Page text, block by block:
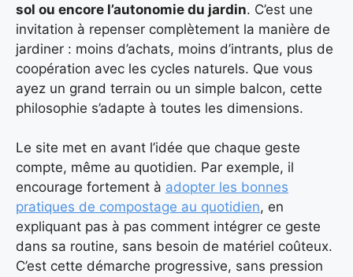
sol ou encore l’autonomie du jardin. C’est une
invitation à repenser complètement la manière de
jardiner : moins d’achats, moins d’intrants, plus de
coopération avec les cycles naturels. Que vous
ayez un grand terrain ou un simple balcon, cette
philosophie s’adapte à toutes les dimensions.
Le site met en avant l’idée que chaque geste
compte, même au quotidien. Par exemple, il
encourage fortement à adopter les bonnes
pratiques de compostage au quotidien, en
expliquant pas à pas comment intégrer ce geste
dans sa routine, sans besoin de matériel coûteux.
C’est cette démarche progressive, sans pression